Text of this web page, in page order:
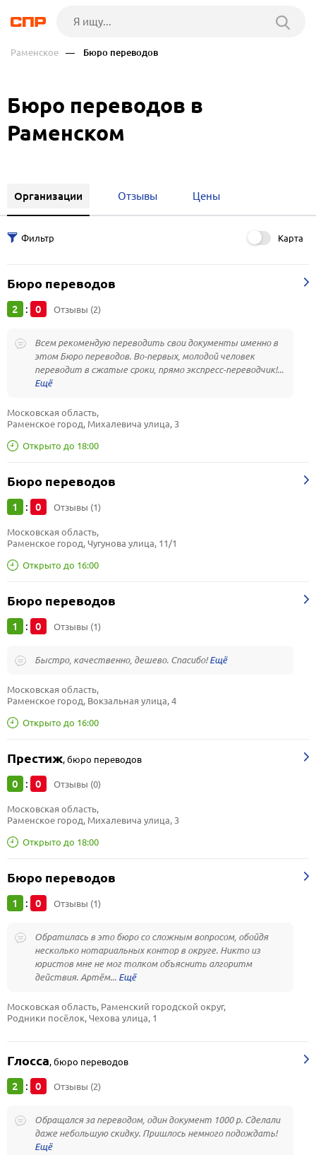
Раменское — Бюро переводов
Бюро переводов в
Раменском
Организации Отзывы Цены
Карта
Бюро переводов
2 : 0 Отзывы (2)
Всем рекомендую переводить свои документы именно в
этом Бюро переводов. Во-первых, молодой человек
переводит в сжатые сроки, прямо экспресс-переводчик!...
Открыто до 18:00
Московская область,
Раменское город, Михалевича улица, 3
Бюро переводов
1 : 0 Отзывы (1)
Открыто до 16:00
Московская область,
Раменское город, Чугунова улица, 11/1
Бюро переводов
1 : 0 Отзывы (1)
Быстро, качественно, дешево. Спасибо!
Открыто до 16:00
Московская область,
Раменское город, Вокзальная улица, 4
Престиж,бюро переводов
0 : 0 Отзывы (0)
Открыто до 18:00
Московская область,
Раменское город, Михалевича улица, 3
Бюро переводов
1 : 0 Отзывы (1)
Обратилась в это бюро со сложным вопросом, обойдя
несколько нотариальных контор в округе. Никто из
юристов мне не мог толком объяснить алгоритм
действия. Артём...
Московская область, Раменский городской округ,
Родники посёлок, Чехова улица, 1
Глосса,бюро переводов
2 : 0 Отзывы (2)
Обращался за переводом, один документ 1000 р. Сделали
даже небольшую скидку. Пришлось немного подождать!